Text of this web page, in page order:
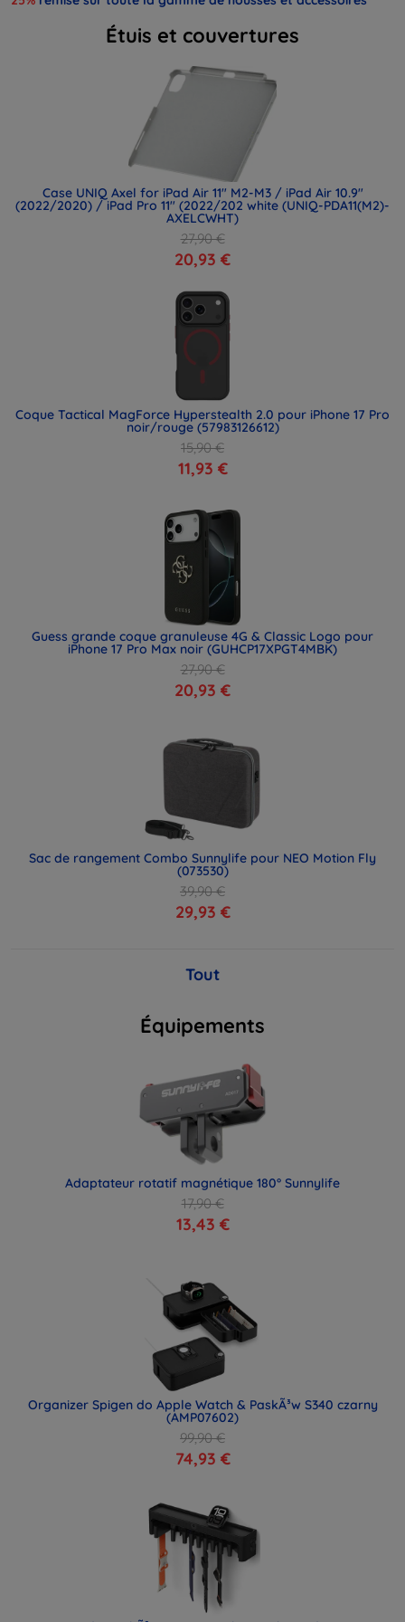
Étuis et couvertures
Case UNIQ Axel for iPad Air 11" M2-M3 / iPad Air 10.9"
(2022/2020) / iPad Pro 11" (2022/202 white (UNIQ-PDA11(M2)-
AXELCWHT)
27,90 €
20,93 €
Coque Tactical MagForce Hyperstealth 2.0 pour iPhone 17 Pro
noir/rouge (57983126612)
15,90 €
11,93 €
Guess grande coque granuleuse 4G & Classic Logo pour
iPhone 17 Pro Max noir (GUHCP17XPGT4MBK)
27,90 €
20,93 €
Sac de rangement Combo Sunnylife pour NEO Motion Fly
(073530)
39,90 €
29,93 €
Tout
Équipements
Adaptateur rotatif magnétique 180° Sunnylife
17,90 €
13,43 €
Organizer Spigen do Apple Watch & PaskÃ³w S340 czarny
(AMP07602)
99,90 €
74,93 €